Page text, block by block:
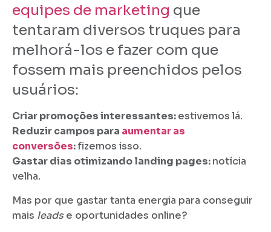
equipes de marketing que
tentaram diversos truques para
melhorá-los e fazer com que
fossem mais preenchidos pelos
usuários:
Criar promoções interessantes:estivemos lá.
Reduzir campos para aumentar as
conversões:fizemos isso.
Gastar dias otimizando landing pages:notícia
velha.
Mas por que gastar tanta energia para conseguir
mais leadse oportunidades online?